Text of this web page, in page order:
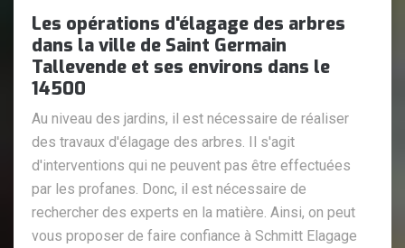
Les opérations d'élagage des arbres
dans la ville de Saint Germain
Tallevende et ses environs dans le
14500
Au niveau des jardins, il est nécessaire de réaliser
des travaux d'élagage des arbres. Il s'agit
d'interventions qui ne peuvent pas être effectuées
par les profanes. Donc, il est nécessaire de
rechercher des experts en la matière. Ainsi, on peut
vous proposer de faire confiance à Schmitt Elagage